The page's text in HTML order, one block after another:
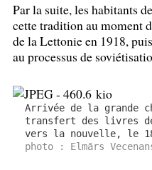
Par la suite, les habitants
cette tradition au moment
de la Lettonie en 1918,
au processus de
Arrivée de la grande
transfert des livres
vers la nouvelle, le
photo : Elmārs